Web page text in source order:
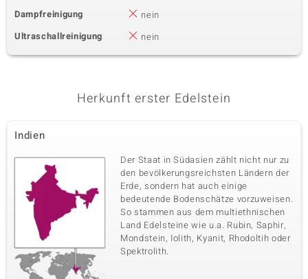
Dampfreinigung
nein
Ultraschallreinigung
nein
Herkunft erster Edelstein
Indien
Der Staat in Südasien zählt nicht nur zu
den bevölkerungsreichsten Ländern der
Erde, sondern hat auch einige
bedeutende Bodenschätze vorzuweisen.
So stammen aus dem multiethnischen
Land Edelsteine wie u.a. Rubin, Saphir,
Mondstein, Iolith, Kyanit, Rhodoltih oder
Spektrolith.